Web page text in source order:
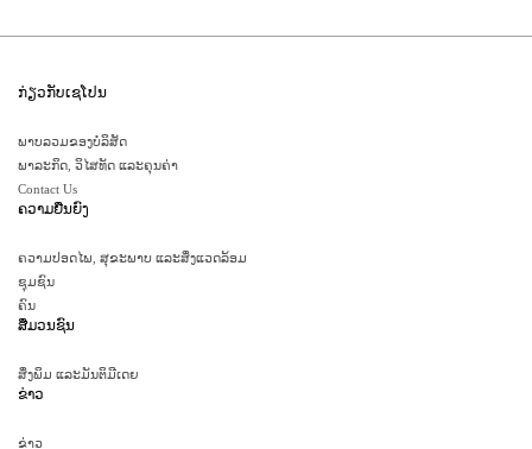
ກ່ຽວກັບເຊໂປນ
ພາບລວມຂອງບໍລິສັດ
ພາລະກິດ, ວິໄສທັດ ແລະຄຸນຄ່າ
Contact Us
ຄວາມຍືນຍົງ
ຄວາມປອດໄພ, ສຸຂະພາບ ແລະສິ່ງແວດລ້ອມ
ຊຸມຊົນ
ຄົນ
ສື່ມວນຊົນ
ສິ່ງພິມ ແລະມັນຕິມີເດຍ
ຂ່າວ
ຂ່າວ